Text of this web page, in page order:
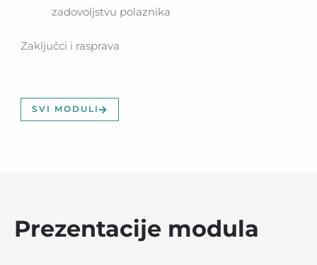
zadovoljstvu polaznika
Zaključci i rasprava
SVI MODULI
Prezentacije modula